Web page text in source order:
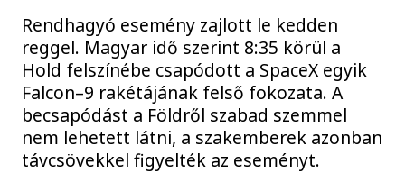
Rendhagyó esemény zajlott le kedden
reggel. Magyar idő szerint 8:35 körül a
Hold felszínébe csapódott a SpaceX egyik
Falcon–9 rakétájának felső fokozata. A
becsapódást a Földről szabad szemmel
nem lehetett látni, a szakemberek azonban
távcsövekkel figyelték az eseményt.